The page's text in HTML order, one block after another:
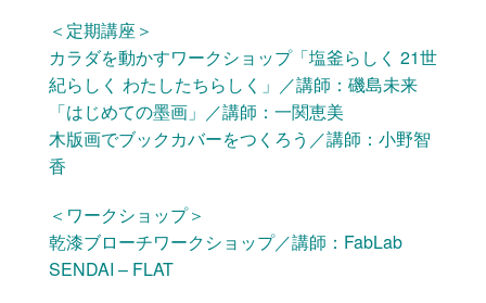
＜定期講座＞
カラダを動かすワークショップ「塩釜らしく 21世
紀らしく わたしたちらしく」／講師：磯島未来
「はじめての墨画」／講師：一関恵美
木版画でブックカバーをつくろう／講師：小野智
香
＜ワークショップ＞
乾漆ブローチワークショップ／講師：FabLab
SENDAI – FLAT